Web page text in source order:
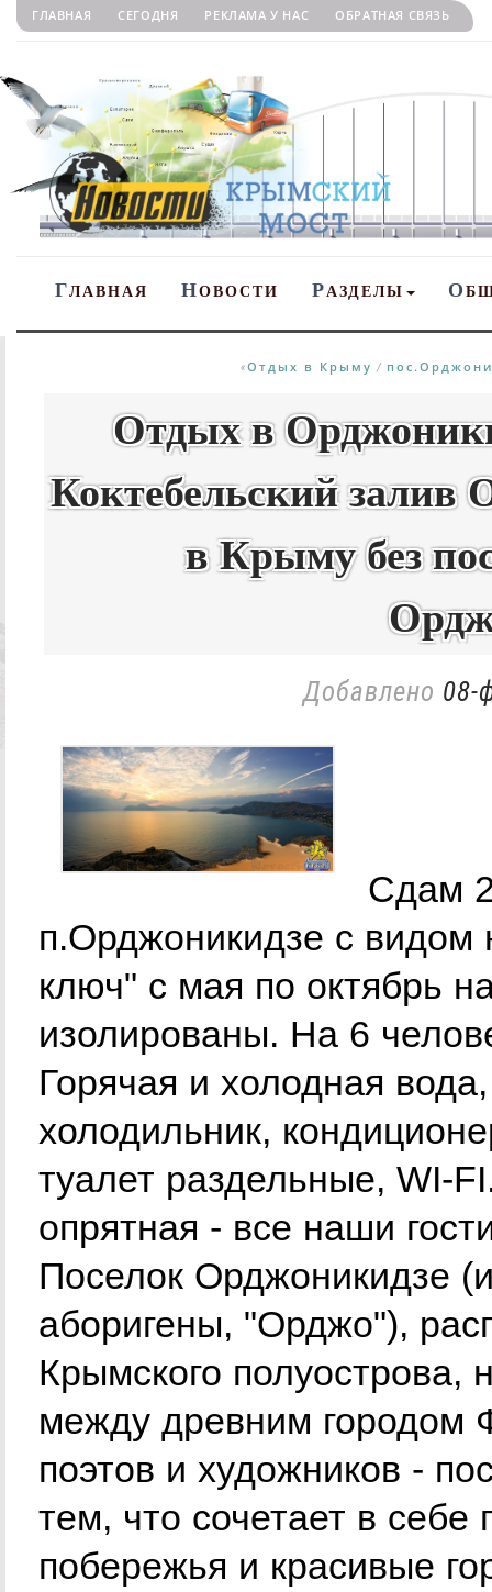
ГЛАВНАЯ СЕГОДНЯ РЕКЛАМА У НАС ОБРАТНАЯ СВЯЗЬ
ГЛАВНАЯ НОВОСТИ РАЗДЕЛЫ О
«Отдых в Крыму /
Отдых в
Коктебельский
в Крыму без
Добавлено 08-
Сдам
п.Орджоникидзе с видом
ключ" с мая по октябрь
изолированы. На 6
Горячая и холодная
холодильник,
туалет раздельные, WI-
опрятная - все наши
Поселок Орджоникидзе
аборигены, "Орджо"),
Крымского полуострова,
между древним
поэтов и художников -
тем, что сочетает в себе
побережья и красивые